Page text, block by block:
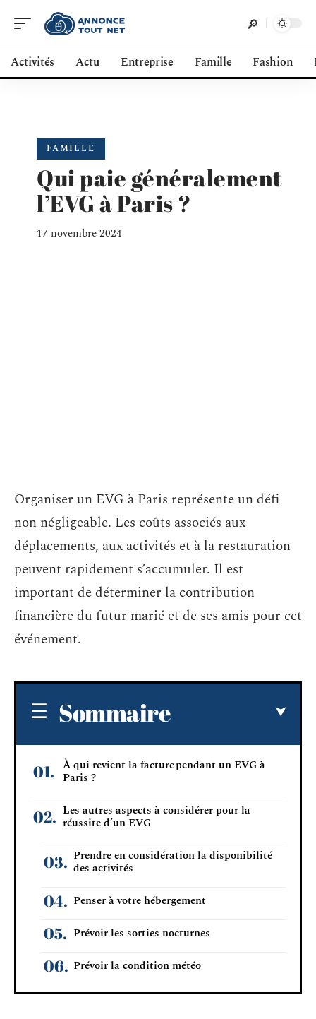
Activités Actu Entreprise Famille Fashion
FAMILLE
Qui paie généralement
l’EVG à Paris ?
17 novembre 2024
Organiser un EVG à Paris représente un défi
non négligeable. Les coûts associés aux
déplacements, aux activités et à la restauration
peuvent rapidement s’accumuler. Il est
important de déterminer la contribution
financière du futur marié et de ses amis pour cet
événement.
Sommaire
À qui revient la facture pendant un EVG à
Paris ?
Les autres aspects à considérer pour la
réussite d’un EVG
Prendre en considération la disponibilité
des activités
Penser à votre hébergement
Prévoir les sorties nocturnes
Prévoir la condition météo